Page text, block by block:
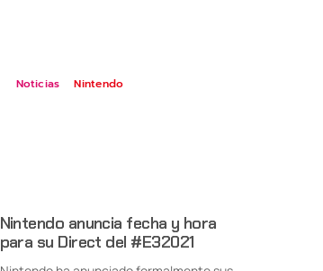
Noticias Nintendo
Nintendo anuncia fecha y hora
para su Direct del #E32021